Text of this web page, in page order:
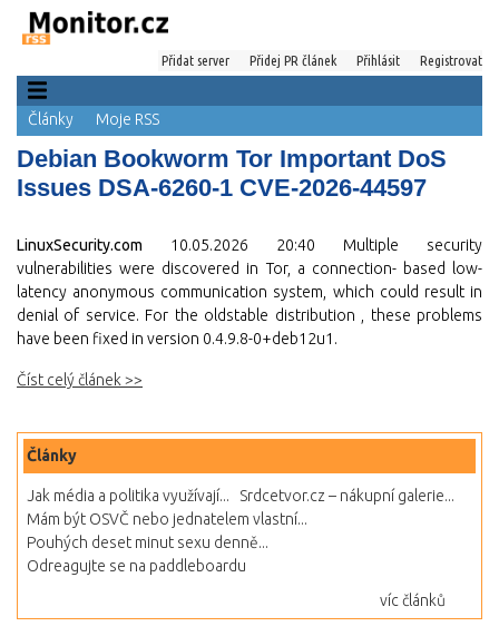
Přidat server Přidej PR článek Přihlásit Registrovat
Články Moje RSS
Debian Bookworm Tor Important DoS
Issues DSA-6260-1 CVE-2026-44597
LinuxSecurity.com 10.05.2026 20:40 Multiple security
vulnerabilities were discovered in Tor, a connection- based low-
latency anonymous communication system, which could result in
denial of service. For the oldstable distribution , these problems
have been fixed in version 0.4.9.8-0+deb12u1.
Číst celý článek >>
Články
Jak média a politika využívají...
Srdcetvor.cz – nákupní galerie...
Mám být OSVČ nebo jednatelem vlastní...
Pouhých deset minut sexu denně...
Odreagujte se na paddleboardu
víc článků